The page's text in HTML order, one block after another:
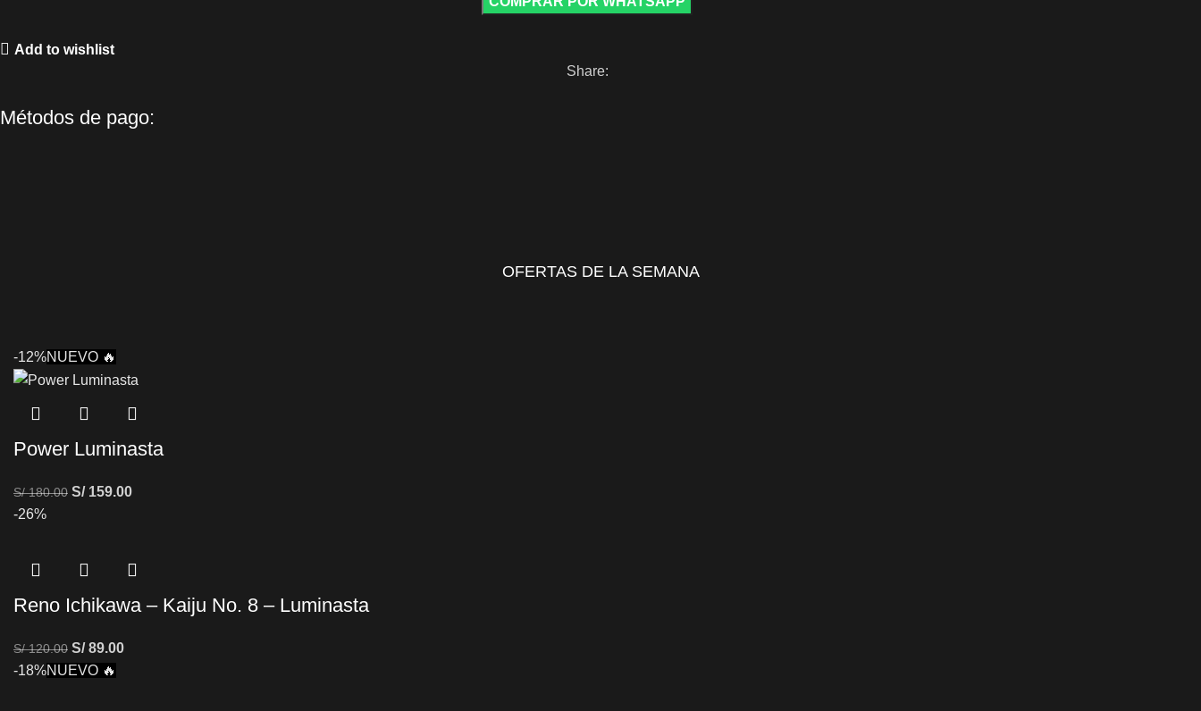
Add to wishlist
Share:
Métodos de pago:
OFERTAS DE LA SEMANA
-12%NUEVO 🔥
Power Luminasta
S/180.00 S/159.00
-26%
Reno Ichikawa – Kaiju No. 8 – Luminasta
S/120.00 S/89.00
-18%NUEVO 🔥